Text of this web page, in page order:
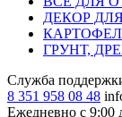
ДЕКОР
ГРУНТ,
Служба
8 351 958 08 48
Ежедневно с 9:00